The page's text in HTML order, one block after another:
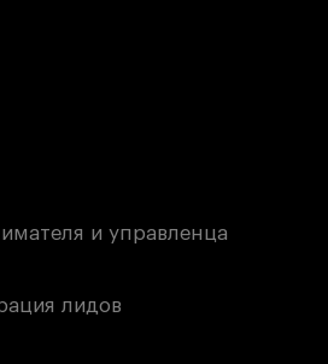
и управленца
лидов